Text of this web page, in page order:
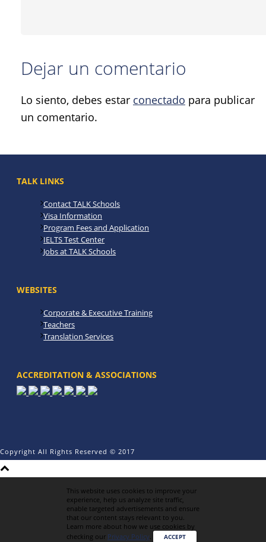
Dejar un comentario
Lo siento, debes estar conectado para publicar
un comentario.
TALK LINKS
Contact TALK Schools
Visa Information
Program Fees and Application
IELTS Test Center
Jobs at TALK Schools
WEBSITES
Corporate & Executive Training
Teachers
Translation Services
ACCREDITATION & ASSOCIATIONS
Copyright All Rights Reserved © 2017
This website uses cookies to improve your
experience, help us analyze site traffic,
enable targeted advertisements and ensure
that our content stays relevant to you.
Learn more about how we use cookies by
checking our Privacy Policy. ACCEPT